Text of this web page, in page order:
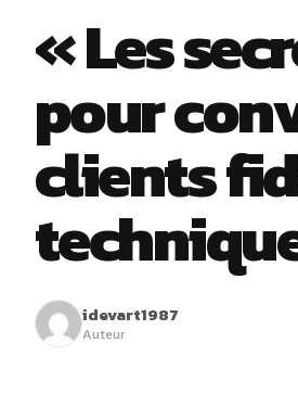
« Les
pour
clients
idevart1987
Auteur